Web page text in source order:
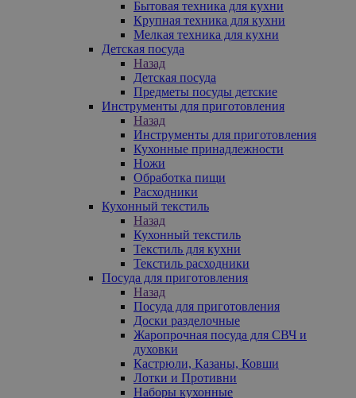
Бытовая техника для кухни
Крупная техника для кухни
Мелкая техника для кухни
Детская посуда
Назад
Детская посуда
Предметы посуды детские
Инструменты для приготовления
Назад
Инструменты для приготовления
Кухонные принадлежности
Ножи
Обработка пищи
Расходники
Кухонный текстиль
Назад
Кухонный текстиль
Текстиль для кухни
Текстиль расходники
Посуда для приготовления
Назад
Посуда для приготовления
Доски разделочные
Жаропрочная посуда для СВЧ и
духовки
Кастрюли, Казаны, Ковши
Лотки и Противни
Наборы кухонные